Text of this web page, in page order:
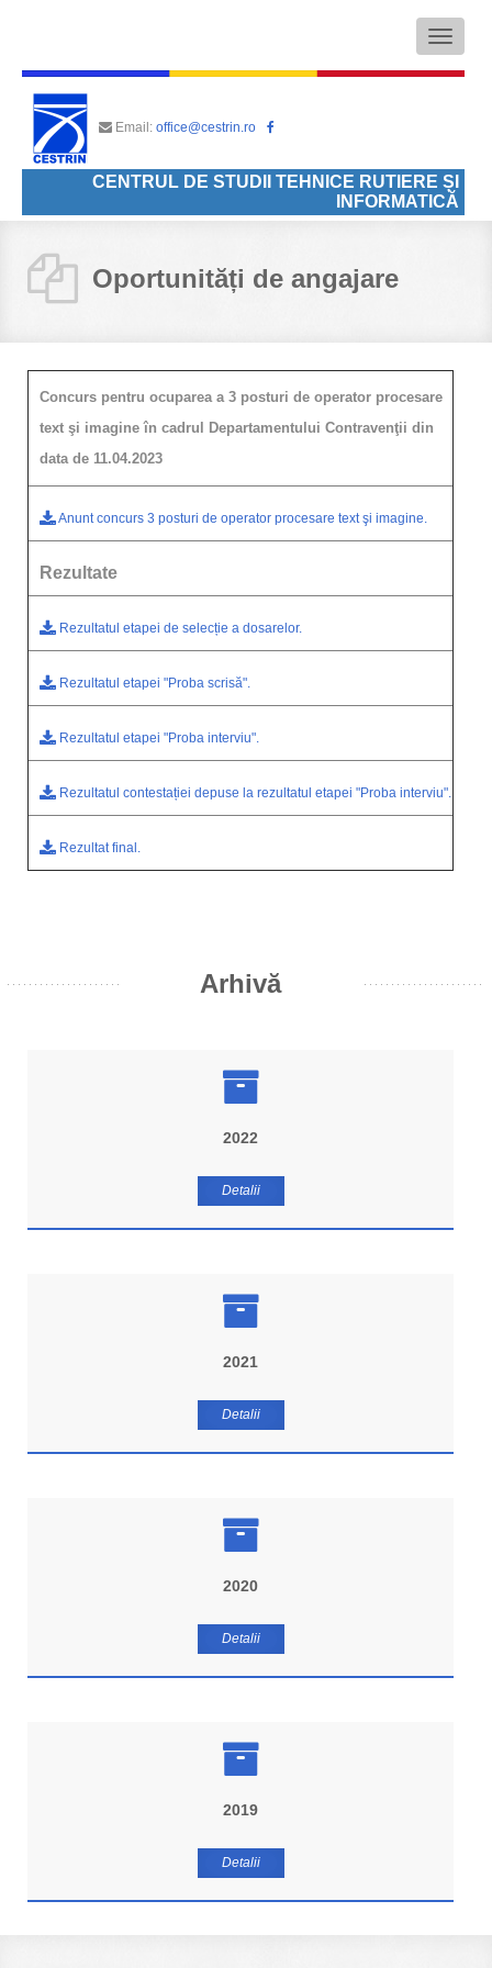
Toggle
Email: office@cestrin.ro
CENTRUL DE STUDII TEHNICE RUTIERE ȘI
INFORMATICĂ
Oportunități de angajare
Concurs pentru ocuparea a 3 posturi de operator procesare
text şi imagine în cadrul Departamentului Contravenţii din
data de 11.04.2023
Anunt concurs 3 posturi de operator procesare text şi imagine.
Rezultate
Rezultatul etapei de selecție a dosarelor.
Rezultatul etapei "Proba scrisă".
Rezultatul etapei "Proba interviu".
Rezultatul contestației depuse la rezultatul etapei "Proba interviu".
Rezultat final.
Arhivă
2022
Detalii
2021
Detalii
2020
Detalii
2019
Detalii